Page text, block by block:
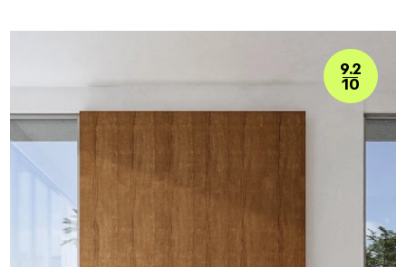
9.2
10